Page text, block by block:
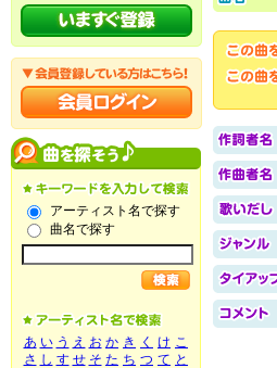
アーティスト名で探す
曲名で探す
あ い う え お か き く け こ
さ し す せ そ た ち つ て と